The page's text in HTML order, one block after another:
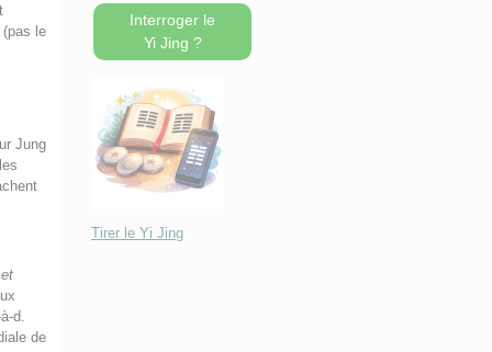
le
Jung
d.
de
Interroger le
Yi Jing ?
Tirer le Yi Jing